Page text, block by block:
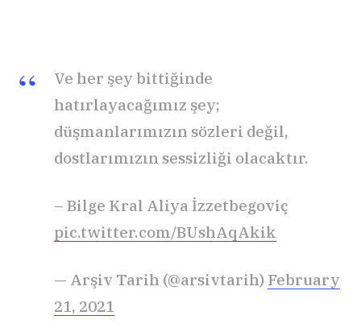
Ve her şey bittiğinde
hatırlayacağımız şey;
düşmanlarımızın sözleri değil,
dostlarımızın sessizliği olacaktır.
– Bilge Kral Aliya İzzetbegoviç
pic.twitter.com/BUshAqAkik
— Arşiv Tarih (@arsivtarih) February
21, 2021